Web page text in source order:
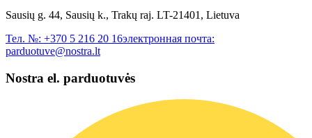
Sausių g. 44, Sausių k., Trakų raj. LT-21401, Lietuva
Тел. №: +370 5 216 20 16электронная почта:
parduotuve@nostra.lt
Nostra el. parduotuvės